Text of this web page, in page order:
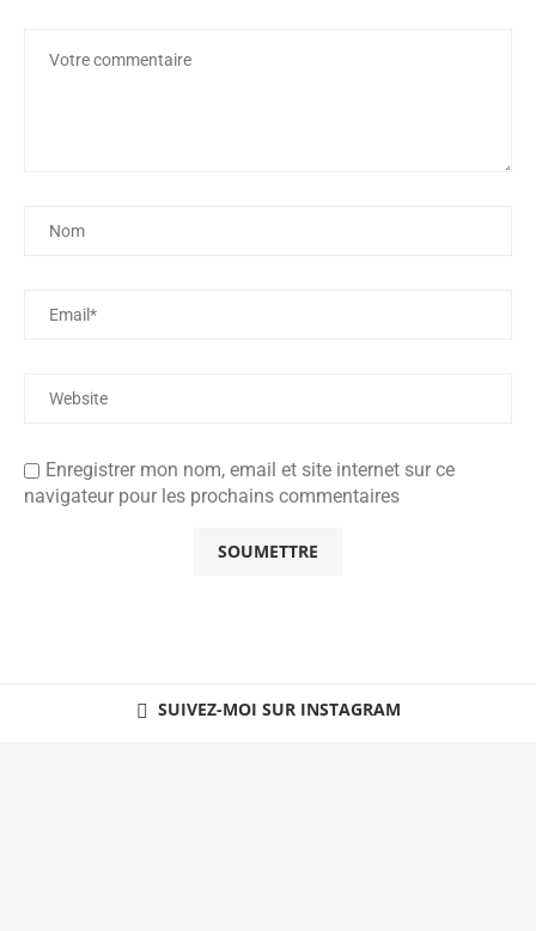
Enregistrer mon nom, email et site internet sur ce
navigateur pour les prochains commentaires
SUIVEZ-MOI SUR INSTAGRAM